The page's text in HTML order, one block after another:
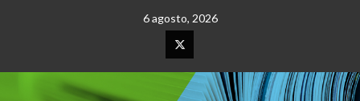
6 agosto, 2026
Elemento
del